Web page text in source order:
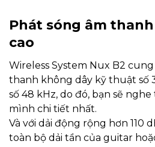
Phát sóng âm
cao
Wireless System Nux B2
thanh không dây kỹ thuật số
số 48 kHz, do đó, bạn sẽ
mình chi tiết nhất.
Và với dải động rộng hơn 110
toàn bộ dải tần của guitar